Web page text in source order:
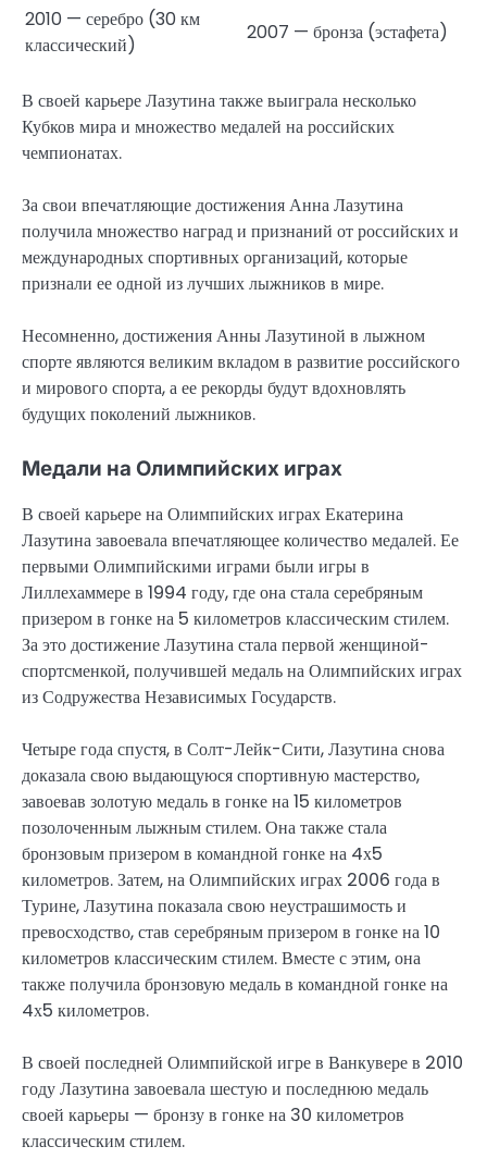
2010 — серебро (30 км
классический)
2007 — бронза (эстафета)
В своей карьере Лазутина также выиграла несколько
Кубков мира и множество медалей на российских
чемпионатах.
За свои впечатляющие достижения Анна Лазутина
получила множество наград и признаний от российских и
международных спортивных организаций, которые
признали ее одной из лучших лыжников в мире.
Несомненно, достижения Анны Лазутиной в лыжном
спорте являются великим вкладом в развитие российского
и мирового спорта, а ее рекорды будут вдохновлять
будущих поколений лыжников.
Медали на Олимпийских играх
В своей карьере на Олимпийских играх Екатерина
Лазутина завоевала впечатляющее количество медалей. Ее
первыми Олимпийскими играми были игры в
Лиллехаммере в 1994 году, где она стала серебряным
призером в гонке на 5 километров классическим стилем.
За это достижение Лазутина стала первой женщиной-
спортсменкой, получившей медаль на Олимпийских играх
из Содружества Независимых Государств.
Четыре года спустя, в Солт-Лейк-Сити, Лазутина снова
доказала свою выдающуюся спортивную мастерство,
завоевав золотую медаль в гонке на 15 километров
позолоченным лыжным стилем. Она также стала
бронзовым призером в командной гонке на 4х5
километров. Затем, на Олимпийских играх 2006 года в
Турине, Лазутина показала свою неустрашимость и
превосходство, став серебряным призером в гонке на 10
километров классическим стилем. Вместе с этим, она
также получила бронзовую медаль в командной гонке на
4х5 километров.
В своей последней Олимпийской игре в Ванкувере в 2010
году Лазутина завоевала шестую и последнюю медаль
своей карьеры — бронзу в гонке на 30 километров
классическим стилем.